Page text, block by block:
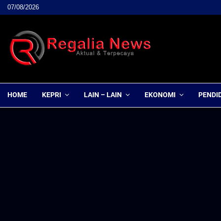
07/08/2026
HOME KEPRI LAIN – LAIN EKONOMI